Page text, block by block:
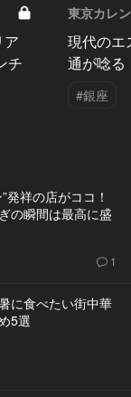
ア
チ
東京カレ
現代のエ
通が唸る
#銀座
発祥の店がココ！
の瞬間は最高に盛
1
に食べたい街中華
5選